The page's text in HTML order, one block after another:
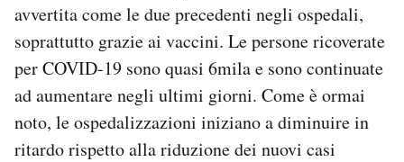
avvertita come le due precedenti negli ospedali,
soprattutto grazie ai vaccini. Le persone ricoverate
per COVID-19 sono quasi 6mila e sono continuate
ad aumentare negli ultimi giorni. Come è ormai
noto, le ospedalizzazioni iniziano a diminuire in
ritardo rispetto alla riduzione dei nuovi casi